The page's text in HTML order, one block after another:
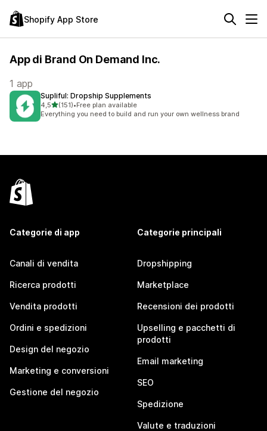
Shopify App Store
App di Brand On Demand Inc.
1 app
Supliful: Dropship Supplements
4,5stelle su 5
(151)
151 recensioni totali
•Free plan available
Everything you need to build and run your own wellness brand
Categorie di app
Canali di vendita
Ricerca prodotti
Vendita prodotti
Ordini e spedizioni
Design del negozio
Marketing e conversioni
Gestione del negozio
Categorie principali
Dropshipping
Marketplace
Recensioni dei prodotti
Upselling e pacchetti di
prodotti
Email marketing
SEO
Spedizione
Valute e traduzioni